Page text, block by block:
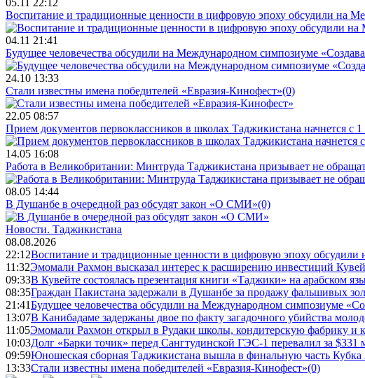
Воспитание и традиционные ценности в цифровую эпоху обсудили на
04.11 21:41
Будущее человечества обсудили на Международном симпозиуме
24.10 13:33
Стали известны имена победителей «Евразия-Кинофест»(0)
22.05 08:57
Прием документов первоклассников в школах Таджикистана начнется с 1
14.05 16:08
Работа в Великобритании: Минтруда Таджикистана призывает не
08.05 14:44
В Душанбе в очередной раз обсудят закон «О СМИ»(0)
Новости. Таджикистана
08.08.2026
22:12Воспитание и традиционные ценности в цифровую эпоху
11:32Эмомали Рахмон высказал интерес к расширению инвестиций
09:33В Кувейте состоялась презентация книги «Таджики» на арабском
08:35Граждан Пакистана задержали в Душанбе за продажу фальшивых
21:41Будущее человечества обсудили на Международном симпозиуме
13:07В Канибадаме задержаны двое по факту загадочного убийства
11:05Эмомали Рахмон открыл в Рудаки школы, кондитерскую фабрику и
10:03Долг «Барки точик» перед Сангтудинской ГЭС-1 перевалил за $331
09:59Юношеская сборная Таджикистана вышла в финальную часть
13:33Стали известны имена победителей «Евразия-Кинофест»(0)